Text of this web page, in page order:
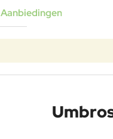
Aanbiedingen